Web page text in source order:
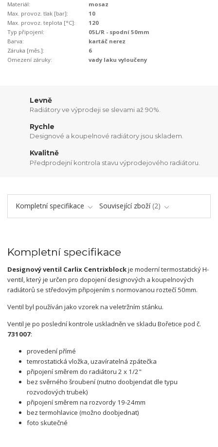
Materiál:
mosaz
Max. provoz. tlak [bar]:
10
Max. provoz. teplota [°C]:
120
Typ připojení:
05L/R - spodní 50mm
Barva:
kartáč nerez
Záruka [měs.]:
6
Omezení záruky:
vady laku vyloučeny
Levně
Radiátory ve výprodeji se slevami až 90%.
Rychle
Designové a koupelnové radiátory jsou skladem.
Kvalitně
Předprodejní kontrola stavu výprodejového radiátoru.
Kompletní specifikace Související zboží 2
Kompletní specifikace
Designový ventil Carlix Centrixblockje moderní termostatický H-
ventil, který je určen pro dopojení designových a koupelnových
radiátorů se středovým připojením s normovanou roztečí 50mm.
Ventil byl používán jako vzorek na veletržním stánku.
Ventil je po poslední kontrole uskladněn ve skladu Bořetice pod č.
731007:
provedení přímé
temrostatická vložka, uzavíratelná zpátečka
připojení směrem do radiátoru 2 x 1/2"
bez svěrného šroubení (nutno doobjendat dle typu
rozvodových trubek)
připojení směrem na rozvordy 19-24mm
bez termohlavice (možno doobjednat)
foto skutečné